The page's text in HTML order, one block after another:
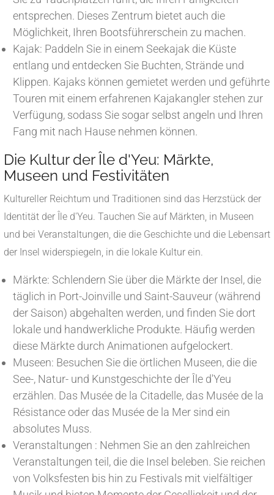
entsprechen. Dieses Zentrum bietet auch die
Möglichkeit, Ihren Bootsführerschein zu machen.
Kajak: Paddeln Sie in einem Seekajak die Küste
entlang und entdecken Sie Buchten, Strände und
Klippen. Kajaks können gemietet werden und geführte
Touren mit einem erfahrenen Kajakangler stehen zur
Verfügung, sodass Sie sogar selbst angeln und Ihren
Fang mit nach Hause nehmen können.
Die Kultur der Île d'Yeu: Märkte,
Museen und Festivitäten
Kultureller Reichtum und Traditionen sind das Herzstück der
Identität der Île d'Yeu. Tauchen Sie auf Märkten, in Museen
und bei Veranstaltungen, die die Geschichte und die Lebensart
der Insel widerspiegeln, in die lokale Kultur ein.
Märkte: Schlendern Sie über die Märkte der Insel, die
täglich in Port-Joinville und Saint-Sauveur (während
der Saison) abgehalten werden, und finden Sie dort
lokale und handwerkliche Produkte. Häufig werden
diese Märkte durch Animationen aufgelockert.
Museen: Besuchen Sie die örtlichen Museen, die die
See-, Natur- und Kunstgeschichte der Île d'Yeu
erzählen. Das Musée de la Citadelle, das Musée de la
Résistance oder das Musée de la Mer sind ein
absolutes Muss.
Veranstaltungen : Nehmen Sie an den zahlreichen
Veranstaltungen teil, die die Insel beleben. Sie reichen
von Volksfesten bis hin zu Festivals mit vielfältiger